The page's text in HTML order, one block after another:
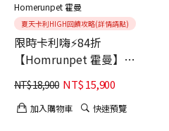
Homerunpet 霍曼
夏天卡利HIGH回饋攻略(詳情請點)
限時卡利嗨⚡84折
【Homrunpet 霍曼】寵
物烘乾箱Pro 80L
NT$18,900 NT$15,900
加入購物車 快速預覽